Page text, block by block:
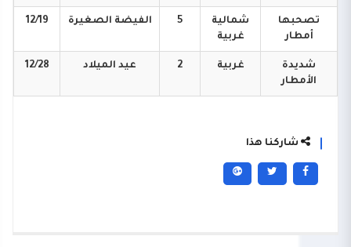
تصحبها
أمطار
شمالية
غربية
5 الفيضة الصغيرة 12/19
شديدة
الأمطار
غربية 2 عيد الميلاد 12/28
شاركنا هذا